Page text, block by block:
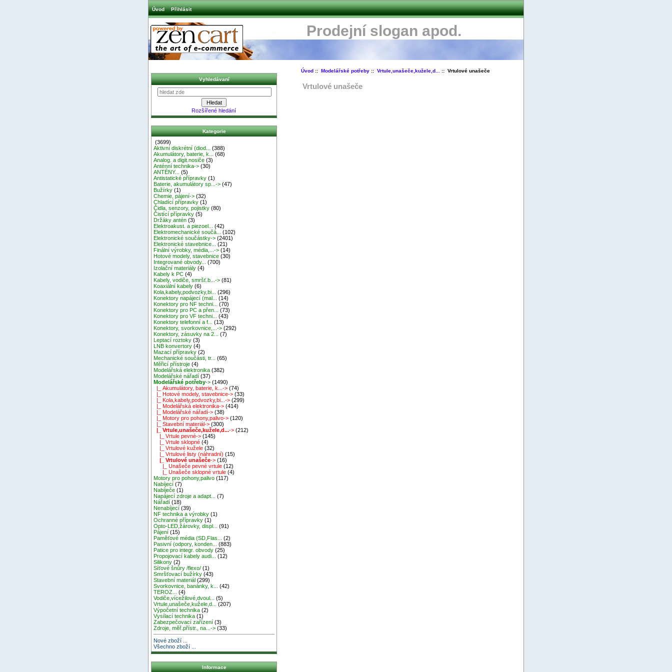
Úvod Přihlásit
Prodejní slogan apod.
Vyhledávaní
Rozšířené hledání
Kategorie
(3699)
Aktivní diskrétní (diod...
(388)
Akumulátory, baterie, k...
(68)
Analog. a digit.nosiče (3)
Anténní technika-> (30)
ANTÉNY...
(5)
Antistatické přípravky (1)
Baterie, akumulátory sp...-> (47)
Bužírky (1)
Chemie, pájení-> (32)
Chladící přípravky (1)
Čidla, senzory, pojistky (80)
Čistící přípravky (5)
Držáky antén (3)
Elektroakust. a piezoel...
(42)
Elektromechanické součá...
(102)
Elektronické součástky-> (2401)
Elektronické stavebnice...
(21)
Finální výrobky, média,...-> (14)
Hotové modely, stavebnice (30)
Integrované obvody...
(700)
Izolační materiály (4)
Kabely k PC (4)
Kabely, vodiče, smršť.b...-> (81)
Koaxiální kabely (6)
Kola,kabely,podvozky,bi...
(296)
Konektory napájecí (mal...
(14)
Konektory pro NF techni...
(70)
Konektory pro PC a přen...
(73)
Konektory pro VF techni...
(43)
Konektory telefonní a f...
(13)
Konektory, svorkovnice,...-> (292)
Konektory, zásuvky na 2...
(7)
Leptací roztoky (3)
LNB konvertory (4)
Mazací přípravky (2)
Mechanické součásti, tr...
(65)
Měřicí přístroje (4)
Modelářská elektronika (382)
Modelářské nářadí (37)
Modelářské potřeby-> (1490)
|_ Akumulátory, baterie, k...-> (74)
|_ Hotové modely, stavebnice-> (33)
|_ Kola,kabely,podvozky,bi...-> (299)
|_ Modelářská elektronika-> (414)
|_ Modelářské nářadí-> (38)
|_ Motory pro pohony,palivo-> (120)
|_ Stavební materiál-> (300)
|_ Vrtule,unašeče,kužele,d...-> (212)
|_ Vrtule pevné-> (145)
|_ Vrtule sklopné (4)
|_ Vrtulové kužele (32)
|_ Vrtulové listy (náhradní) (15)
|_ Vrtulové unašeče-> (16)
|_ Unašeče pevné vrtule (12)
|_ Unašeče sklopné vrtule (4)
Motory pro pohony,palivo (117)
Nabíjecí (7)
Nabíječe (1)
Napájecí zdroje a adapt...
(7)
Nářadí (18)
Nenabíjecí (39)
NF technika a výrobky (1)
Ochranné přípravky (1)
Opto-LED,žárovky, displ...
(91)
Pájení (15)
Paměťové média (SD,Flas...
(2)
Pasivní (odpory, konden...
(883)
Patice pro integr. obvody (25)
Propojovací kabely audi...
(12)
Silikony (2)
Síťové šnůry /flexo/ (1)
Smršťovací bužírky (43)
Stavební materiál (299)
Svorkovnice, banánky, k...
(42)
TEROZ...
(4)
Vodiče,vícežilové,dvoul...
(5)
Vrtule,unašeče,kužele,d...
(207)
Výpočetní technika (2)
Vysílací technika (1)
Zabezpečovací zařízení (3)
Zdroje, měř.přístr., na...-> (33)
Nové zboží ...
Všechno zboží ...
Informace
Úvod:: Modelářské potřeby:: Vrtule,unašeče,kužele,d... :: Vrtulové unašeče
Vrtulové unašeče